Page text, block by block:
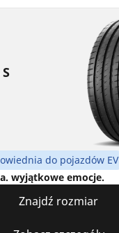
do pojazdów EV
wyjątkowe emocje.
Znajdź rozmiar